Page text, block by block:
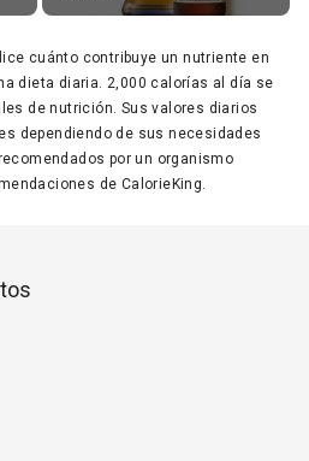
cuánto contribuye un nutriente en
dieta diaria. 2,000 calorías al día se
de nutrición. Sus valores diarios
dependiendo de sus necesidades
por un organismo
de CalorieKing.